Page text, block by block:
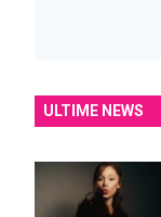
ULTIME NEWS